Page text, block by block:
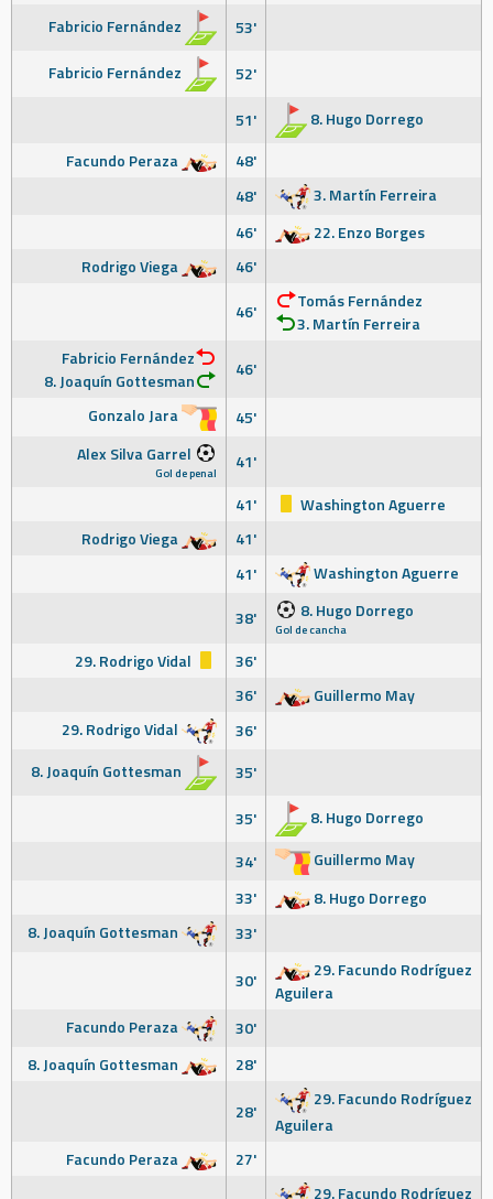
Fabricio Fernández
53'
Fabricio Fernández
52'
51'
8. Hugo Dorrego
Facundo Peraza
48'
48'
3. Martín Ferreira
46'
22. Enzo Borges
Rodrigo Viega
46'
46'
Tomás Fernández
3. Martín Ferreira
Fabricio Fernández
8. Joaquín Gottesman
46'
Gonzalo Jara
45'
Alex Silva Garrel
Gol de penal
41'
41'
Washington Aguerre
Rodrigo Viega
41'
41'
Washington Aguerre
38'
8. Hugo Dorrego
Gol de cancha
29. Rodrigo Vidal
36'
36'
Guillermo May
29. Rodrigo Vidal
36'
8. Joaquín Gottesman
35'
35'
8. Hugo Dorrego
34'
Guillermo May
33'
8. Hugo Dorrego
8. Joaquín Gottesman
33'
30'
29. Facundo Rodríguez
Aguilera
Facundo Peraza
30'
8. Joaquín Gottesman
28'
28'
29. Facundo Rodríguez
Aguilera
Facundo Peraza
27'
29. Facundo Rodríguez